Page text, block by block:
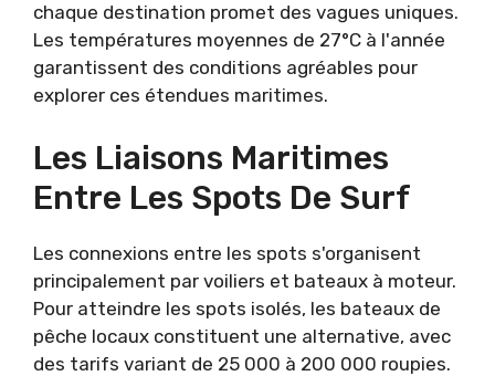
chaque destination promet des vagues uniques.
Les températures moyennes de 27°C à l'année
garantissent des conditions agréables pour
explorer ces étendues maritimes.
Les Liaisons Maritimes
Entre Les Spots De Surf
Les connexions entre les spots s'organisent
principalement par voiliers et bateaux à moteur.
Pour atteindre les spots isolés, les bateaux de
pêche locaux constituent une alternative, avec
des tarifs variant de 25 000 à 200 000 roupies.